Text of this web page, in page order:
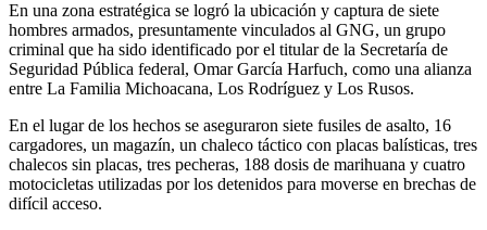
En una zona estratégica se logró la ubicación y captura de siete
hombres armados, presuntamente vinculados al GNG, un grupo
criminal que ha sido identificado por el titular de la Secretaría de
Seguridad Pública federal, Omar García Harfuch, como una alianza
entre La Familia Michoacana, Los Rodríguez y Los Rusos.
En el lugar de los hechos se aseguraron siete fusiles de asalto, 16
cargadores, un magazín, un chaleco táctico con placas balísticas, tres
chalecos sin placas, tres pecheras, 188 dosis de marihuana y cuatro
motocicletas utilizadas por los detenidos para moverse en brechas de
difícil acceso.